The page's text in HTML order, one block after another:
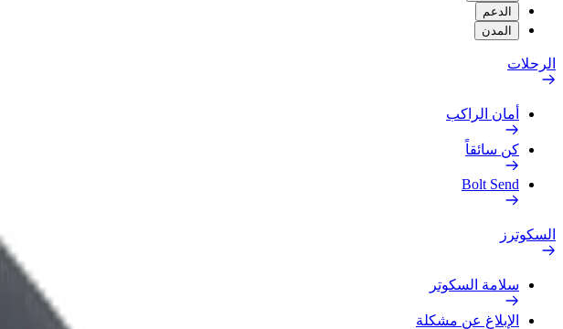
الدعم
المدن
الرحلات
أمان الراكب
كن سائقاً
Bolt Send
السكوترز
سلامة السكوتر
الإبلاغ عن مشكلة